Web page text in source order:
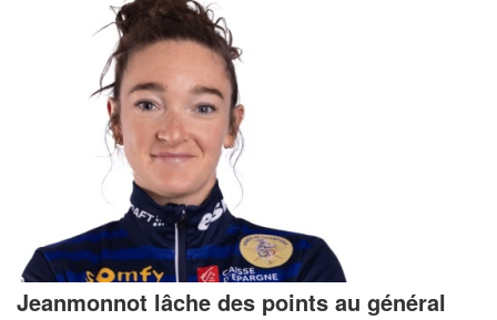
Jeanmonnot lâche des points au général